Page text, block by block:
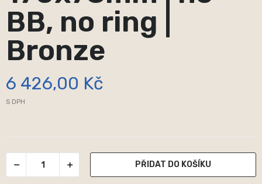
BB, no ring |
Bronze
6 426,00 Kč
S DPH
PŘIDAT DO KOŠÍKU